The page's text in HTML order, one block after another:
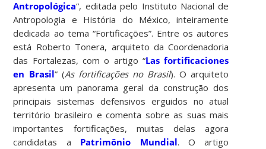
Antropológica“, editada pelo Instituto Nacional de
Antropologia e História do México, inteiramente
dedicada ao tema “Fortificações”. Entre os autores
está Roberto Tonera, arquiteto da Coordenadoria
das Fortalezas, com o artigo “Las fortificaciones
en Brasil” (As fortificações no Brasil). O arquiteto
apresenta um panorama geral da construção dos
principais sistemas defensivos erguidos no atual
território brasileiro e comenta sobre as suas mais
importantes fortificações, muitas delas agora
candidatas a Patrimônio Mundial. O artigo